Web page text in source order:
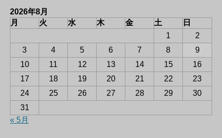
2026年8月
月
火 水 木 金 土
日
1
2
3
4 5 6 7 8
9
10
11 12 13 14 15
16
17
18 19 20 21 22
23
24
25 26 27 28 29
30
31
« 5月